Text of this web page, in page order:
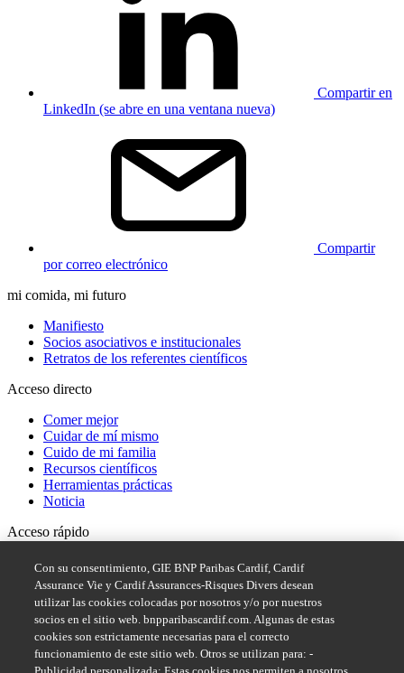
Compartir en
LinkedIn (se abre en una ventana nueva)
Compartir
por correo electrónico
mi comida, mi futuro
Manifiesto
Socios asociativos e institucionales
Retratos de los referentes científicos
Acceso directo
Comer mejor
Cuidar de mí mismo
Cuido de mi familia
Recursos científicos
Herramientas prácticas
Noticia
Acceso rápido
Sistema de denuncia de irregularidades de BNP Paribas
Síguenos en
Con su consentimiento, GIE BNP Paribas Cardif, Cardif
Assurance Vie y Cardif Assurances-Risques Divers desean
utilizar las cookies colocadas por nosotros y/o por nuestros
socios en el sitio web. bnpparibascardif.com. Algunas de estas
cookies son estrictamente necesarias para el correcto
funcionamiento de este sitio web. Otros se utilizan para: -